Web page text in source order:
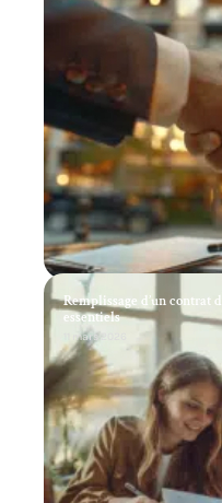
Remplissage d’un contrat
essentiels
11 mars 2026